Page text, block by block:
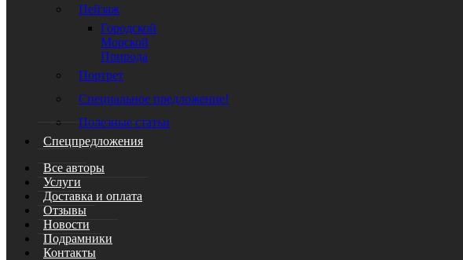
Пейзаж
Городской
Морской
Природа
Портрет
Специальное предложение!
Полезные статьи
Спецпредложения
Все авторы
Услуги
Доставка и оплата
Отзывы
Новости
Подрамники
Контакты